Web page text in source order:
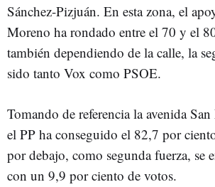
Sánchez-Pizjuán. En esta zona, el
Moreno ha rondado entre el 70 y el
también dependiendo de la calle, la
sido tanto Vox como PSOE.
Tomando de referencia la avenida
el PP ha conseguido el 82,7 por
por debajo, como segunda fuerza, se
con un 9,9 por ciento de votos.